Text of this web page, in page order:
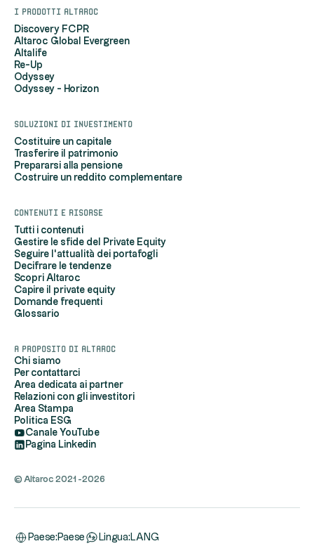
I prodotti Altaroc
Discovery FCPR
Altaroc Global Evergreen
Altalife
Re-Up
Odyssey
Odyssey - Horizon
Soluzioni di investimento
Costituire un capitale
Trasferire il patrimonio
Prepararsi alla pensione
Costruire un reddito complementare
Contenuti e risorse
Tutti i contenuti
Gestire le sfide del Private Equity
Seguire l'attualità dei portafogli
Decifrare le tendenze
Scopri Altaroc
Capire il private equity
Domande frequenti
Glossario
A proposito di Altaroc
Chi siamo
Per contattarci
Area dedicata ai partner
Relazioni con gli investitori
Area Stampa
Politica ESG
Canale YouTube
Pagina Linkedin
© Altaroc 2021 -2026
Paese: Paese Lingua: LANG